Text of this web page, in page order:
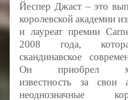
Йеспер Джаст – это
королевской академии
и лауреат премии
2008 года,
скандинавское
Он приобрел
известность за свои
неоднозначные